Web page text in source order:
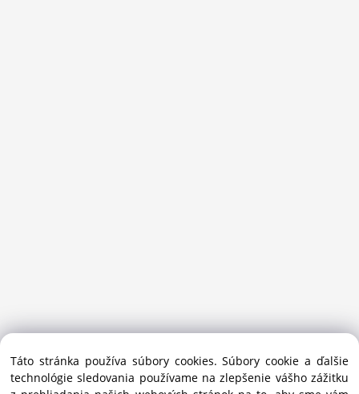
bežecké lyžovanie.
Ako prémiový partner Salomon pomáhame športovcom
Táto stránka používa súbory cookies. Súbory cookie a ďalšie
technológie sledovania používame na zlepšenie vášho zážitku